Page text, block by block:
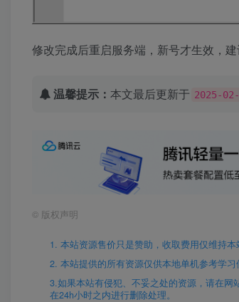
修改完成后重启服务端，新号才生效，建
温馨提示： 本文最后更新于 2025-
© 版权声明
1. 本站资源售价只是赞助，收取费用仅维持本
2. 本站提供的所有资源仅供本地单机参考学
3.如果本站有侵犯、不妥之处的资源，请在网
在24h小时之内进行删除处理。